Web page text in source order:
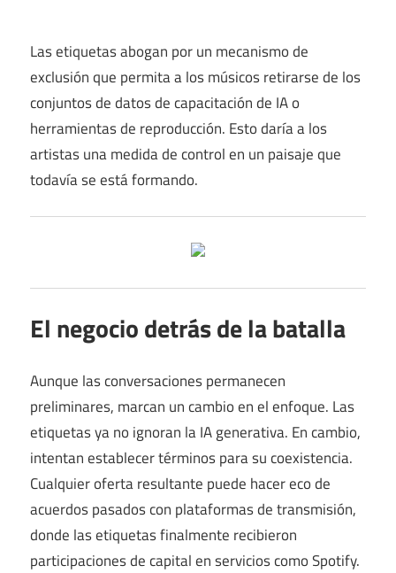
Las etiquetas abogan por un mecanismo de
exclusión que permita a los músicos retirarse de los
conjuntos de datos de capacitación de IA o
herramientas de reproducción. Esto daría a los
artistas una medida de control en un paisaje que
todavía se está formando.
El negocio detrás de la batalla
Aunque las conversaciones permanecen
preliminares, marcan un cambio en el enfoque. Las
etiquetas ya no ignoran la IA generativa. En cambio,
intentan establecer términos para su coexistencia.
Cualquier oferta resultante puede hacer eco de
acuerdos pasados ​​con plataformas de transmisión,
donde las etiquetas finalmente recibieron
participaciones de capital en servicios como Spotify.